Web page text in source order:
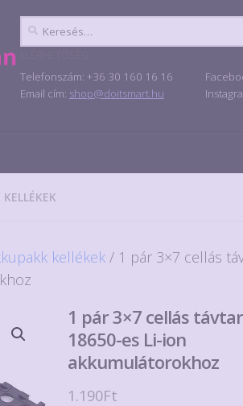
Keresés:
Telefonszám: +36 30 160 16 16
Email cím: shop@doitsmart.hu
kellékek / 1 pár 3×7 cellás
1 pár 3×7 cellás
18650-es Li-ion
akkumulátorokhoz
1.190Ft